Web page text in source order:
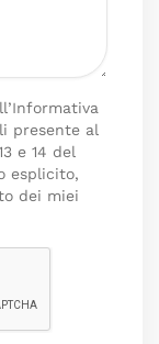
presente al
e 14 del
esplicito,
dei miei